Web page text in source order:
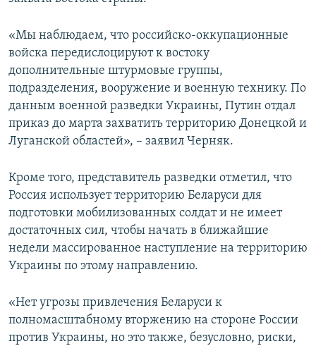
«Мы наблюдаем, что российско-оккупационные
войска передислоцируют к востоку
дополнительные штурмовые группы,
подразделения, вооружение и военную технику. По
данным военной разведки Украины, Путин отдал
приказ до марта захватить территорию Донецкой и
Луганской областей», – заявил Черняк.
Кроме того, представитель разведки отметил, что
Россия использует территорию Беларуси для
подготовки мобилизованных солдат и не имеет
достаточных сил, чтобы начать в ближайшие
недели массированное наступление на территорию
Украины по этому направлению.
«Нет угрозы привлечения Беларуси к
полномасштабному вторжению на стороне России
против Украины, но это также, безусловно, риски,